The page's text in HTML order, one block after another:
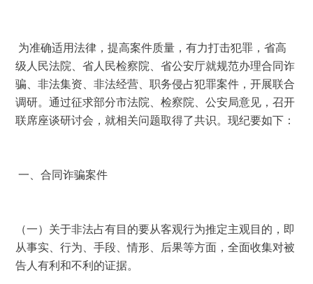
级人民法院、省人民检察院、省公安厅就规范办理合同诈
骗、非法集资、非法经营、职务侵占犯罪案件，开展联合
调研。通过征求部分市法院、检察院、公安局意见，召开
联席座谈研讨会，就相关问题取得了共识。现纪要如下：
一、合同诈骗案件
（一）关于非法占有目的要从客观行为推定主观目的，即
从事实、行为、手段、情形、后果等方面，全面收集对被
告人有利和不利的证据。